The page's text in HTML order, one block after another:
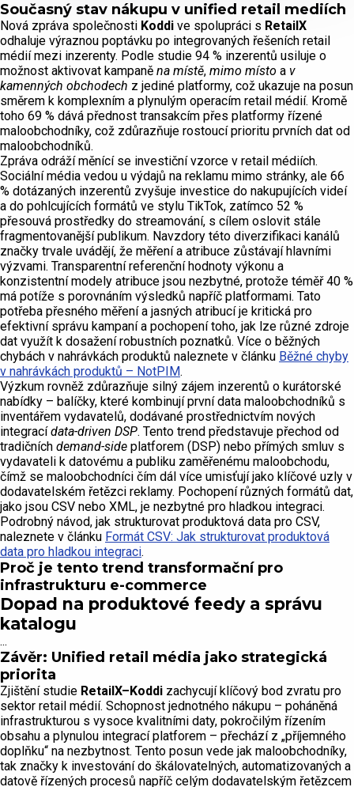
Současný stav nákupu v unified retail mediích
Nová zpráva společnosti Koddi ve spolupráci s RetailX
odhaluje výraznou poptávku po integrovaných řešeních retail
médií mezi inzerenty. Podle studie 94 % inzerentů usiluje o
možnost aktivovat kampaně na místě, mimo místo a v
kamenných obchodech z jediné platformy, což ukazuje na posun
směrem k komplexním a plynulým operacím retail médií. Kromě
toho 69 % dává přednost transakcím přes platformy řízené
maloobchodníky, což zdůrazňuje rostoucí prioritu prvních dat od
maloobchodníků.
Zpráva odráží měnící se investiční vzorce v retail médiích.
Sociální média vedou u výdajů na reklamu mimo stránky, ale 66
% dotázaných inzerentů zvyšuje investice do nakupujících videí
a do pohlcujících formátů ve stylu TikTok, zatímco 52 %
přesouvá prostředky do streamování, s cílem oslovit stále
fragmentovanější publikum. Navzdory této diverzifikaci kanálů
značky trvale uvádějí, že měření a atribuce zůstávají hlavními
výzvami. Transparentní referenční hodnoty výkonu a
konzistentní modely atribuce jsou nezbytné, protože téměř 40 %
má potíže s porovnáním výsledků napříč platformami. Tato
potřeba přesného měření a jasných atribucí je kritická pro
efektivní správu kampaní a pochopení toho, jak lze různé zdroje
dat využít k dosažení robustních poznatků. Více o běžných
chybách v nahrávkách produktů naleznete v článku Běžné chyby
v nahrávkách produktů – NotPIM.
Výzkum rovněž zdůrazňuje silný zájem inzerentů o kurátorské
nabídky – balíčky, které kombinují první data maloobchodníků s
inventářem vydavatelů, dodávané prostřednictvím nových
integracídata-driven DSP. Tento trend představuje přechod od
tradičních demand-side platforem (DSP) nebo přímých smluv s
vydavateli k datovému a publiku zaměřenému maloobchodu,
čímž se maloobchodníci čím dál více umisťují jako klíčové uzly v
dodavatelském řetězci reklamy. Pochopení různých formátů dat,
jako jsou CSV nebo XML, je nezbytné pro hladkou integraci.
Podrobný návod, jak strukturovat produktová data pro CSV,
naleznete v článku Formát CSV: Jak strukturovat produktová
data pro hladkou integraci.
Proč je tento trend transformační pro
infrastrukturu e-commerce
Dopad na produktové feedy a správu
katalogu
...
Závěr: Unified retail média jako strategická
priorita
Zjištění studie RetailX–Koddi zachycují klíčový bod zvratu pro
sektor retail médií. Schopnost jednotného nákupu – poháněná
infrastrukturou s vysoce kvalitními daty, pokročilým řízením
obsahu a plynulou integrací platforem – přechází z „příjemného
doplňku“ na nezbytnost. Tento posun vede jak maloobchodníky,
tak značky k investování do škálovatelných, automatizovaných a
datově řízených procesů napříč celým dodavatelským řetězcem